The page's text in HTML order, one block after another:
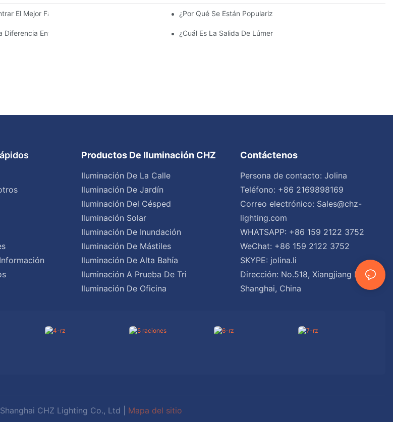
El Mejor Fabricante De Farolas Solares? ¿Por Qué Se Están Popularizando Las Farolas Solares?
Diferencia Entre Las Luces Del Área De Estacionamiento Y Las Luces Del Estacionamiento?
¿Cuál Es La Salida De Lúmenes Ideal Para Un Estacionamiento
Productos De Iluminación CHZ
Iluminación De La Calle
Iluminación De Jardín
Iluminación Del Césped
Iluminación Solar
Iluminación De Inundación
Iluminación De Mástiles
Iluminación De Alta Bahía
Iluminación A Prueba De Tri
Iluminación De Oficina
Contáctenos
Persona de contacto: Jolina
Teléfono: +86 2169898169
Correo electrónico: Sales@chz-
lighting.com
WHATSAPP: +86 159 2122 3752
WeChat: +86 159 2122 3752
SKYPE: jolina.li
Dirección: No.518, Xiangjiang Road,
Shanghai, China
CHZ Lighting Co., Ltd | Mapa del sitio